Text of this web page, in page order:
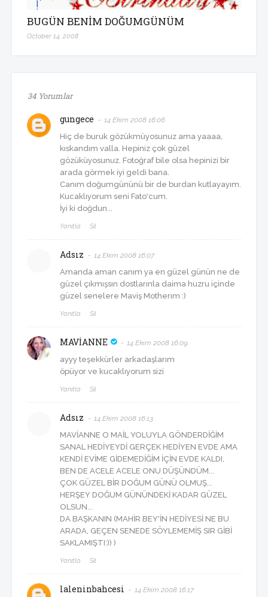
BUGÜN BENİM DOĞUMGÜNÜM
October 14, 2008
34 Yorumlar
gungece 14 Ekim 2008 16:06
Hiç de buruk gözükmüyosunuz ama yaaaa,
kıskandım valla. Hepiniz çok güzel
gözüküyosunuz. Fotoğraf bile olsa hepinizi bir
arada görmek iyi geldi bana.
Canım doğumgününü bir de burdan kutlayayım.
Kucaklıyorum seni Fato'cum.
İyi ki doğdun...
Yanıtla Sil
Adsız 14 Ekim 2008 16:07
Amanda aman canım ya en güzel günün ne de
güzel çıkmışsın dostlarınla daima huzru içinde
güzel senelere Maviş Motherım :)
Yanıtla Sil
MAVİANNE 14 Ekim 2008 16:09
ayyy teşekkürler arkadaşlarım
öpüyor ve kucaklıyorum sizi
Yanıtla Sil
Adsız 14 Ekim 2008 16:13
MAVİANNE O MAİL YOLUYLA GÖNDERDİĞİM
SANAL HEDİYEYDİ GERÇEK HEDİYEN EVDE AMA
KENDİ EVİME GİDEMEDİĞİM İÇİN EVDE KALDI,
BEN DE ACELE ACELE ONU DÜŞÜNDÜM...
ÇOK GÜZEL BİR DOĞUM GÜNÜ OLMUŞ...
HERŞEY DOĞUM GÜNÜNDEKİ KADAR GÜZEL
OLSUN...
DA BAŞKANIN (MAHİR BEY'İN HEDİYESİ NE BU
ARADA, GEÇEN SENEDE SÖYLEMEMİŞ SIR GİBİ
SAKLAMIŞTI:)) )
Yanıtla Sil
laleninbahcesi 14 Ekim 2008 16:17